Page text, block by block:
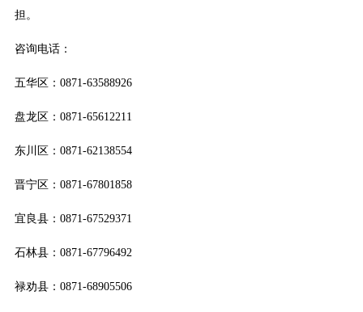
担。
咨询电话：
五华区：0871-63588926
盘龙区：0871-65612211
东川区：0871-62138554
晋宁区：0871-67801858
宜良县：0871-67529371
石林县：0871-67796492
禄劝县：0871-68905506